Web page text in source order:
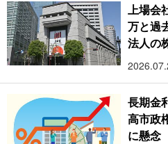
上場会
万と過
法人の
長期金
高市政
に懸念